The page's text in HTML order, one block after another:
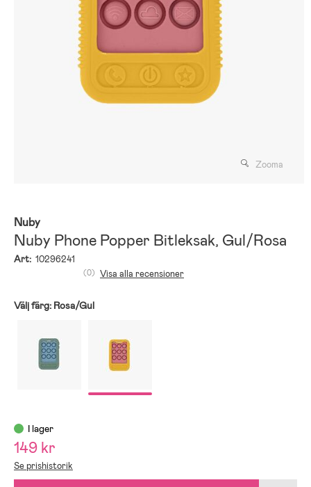
Zooma
Nuby
Nuby Phone Popper Bitleksak, Gul/Rosa
Art: 10296241
(0) Visa alla recensioner
Välj färg: Rosa/Gul
I lager
149 kr
Se prishistorik